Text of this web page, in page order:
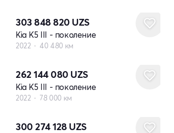
303 848 820 UZS
Kia K5 III - поколение
2022 40 480 км
262 144 080 UZS
Kia K5 III - поколение
2022 78 000 км
300 274 128 UZS